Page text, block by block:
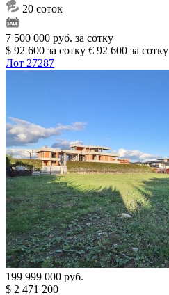
20 соток
7 500 000 руб. за сотку
$ 92 600 за сотку € 92 600 за сотку
Лот 27287
199 999 000 руб.
$ 2 471 200